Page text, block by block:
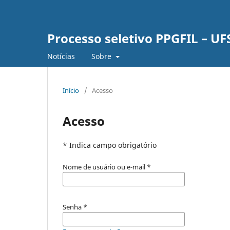
Processo seletivo PPGFIL –
Notícias Sobre
Início / Acesso
Acesso
* Indica campo obrigatório
Nome de usuário ou e-mail *
Senha *